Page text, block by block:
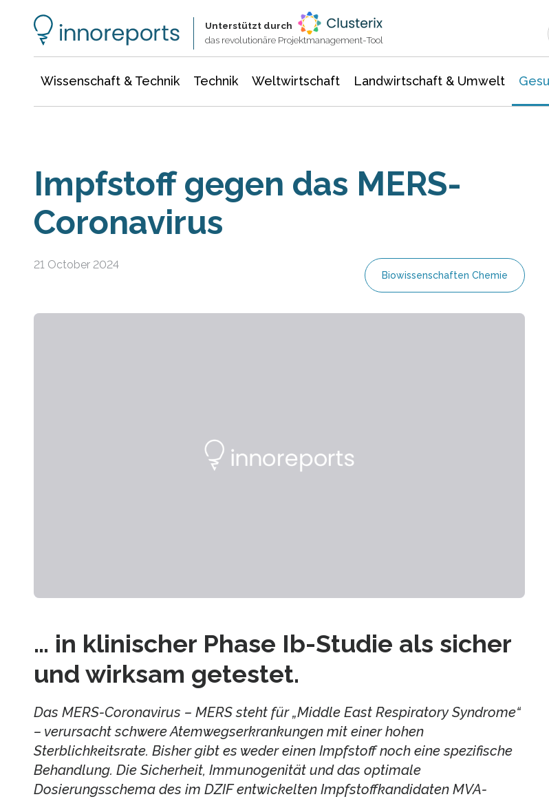
Unterstützt durch
das revolutionäre Projektmanagement-Tool
Wissenschaft & Technik Technik Weltwirtschaft Landwirtschaft & Umwelt
Impfstoff gegen das MERS-
Coronavirus
21 October 2024
Biowissenschaften Chemie
… in klinischer Phase Ib-Studie als sicher
und wirksam getestet.
Das MERS-Coronavirus – MERS steht für „Middle East Respiratory Syndrome“
– verursacht schwere Atemwegserkrankungen mit einer hohen
Sterblichkeitsrate. Bisher gibt es weder einen Impfstoff noch eine spezifische
Behandlung. Die Sicherheit, Immunogenität und das optimale
Dosierungsschema des im DZIF entwickelten Impfstoffkandidaten MVA-